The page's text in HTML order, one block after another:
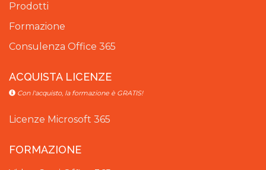
Prodotti
Formazione
Consulenza Office 365
ACQUISTA LICENZE
Con l'acquisto, la formazione è GRATIS!
Licenze Microsoft 365
FORMAZIONE